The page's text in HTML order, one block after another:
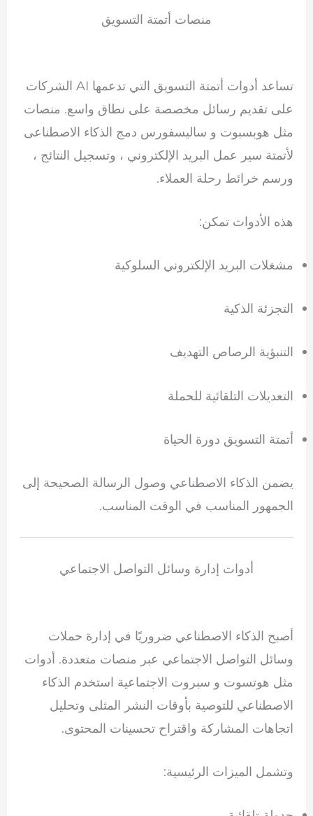
منصات أتمتة التسويق
تساعد أدوات أتمتة التسويق التي تدعمها AI الشركات
على تقديم رسائل مخصصة على نطاق واسع. منصات
مثل هوبسبوت و ساليسفورس دمج الذكاء الاصطناعى
لأتمتة سير عمل البريد الإلكتروني ، وتسجيل النتائج ،
ورسم خرائط رحلة العملاء.
هذه الأدوات تمكن:
مشغلات البريد الإلكتروني السلوكية
التجزئة الذكية
التنبؤية الرصاص التهديف
التعديلات التلقائية للحملة
أتمتة التسويق دورة الحياة
يضمن الذكاء الاصطناعي وصول الرسالة الصحيحة إلى
الجمهور المناسب في الوقت المناسب.
أدوات إدارة وسائل التواصل الاجتماعي
أصبح الذكاء الاصطناعي ضروريًا في إدارة حملات
وسائل التواصل الاجتماعي عبر منصات متعددة. أدوات
مثل هوتسوت و سبروت الاجتماعية استخدم الذكاء
الاصطناعي للتوصية بأوقات النشر المثلى وتحليل
اتجاهات المشاركة واقتراح تحسينات المحتوى.
وتشمل الميزات الرئيسية: